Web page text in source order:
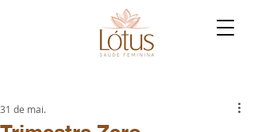
31 de mai.